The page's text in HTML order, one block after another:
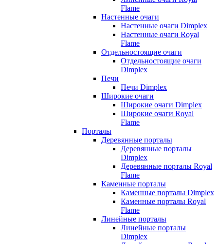
Flame
Настенные очаги
Настенные очаги Dimplex
Настенные очаги Royal
Flame
Отдельностоящие очаги
Отдельностоящие очаги
Dimplex
Печи
Печи Dimplex
Широкие очаги
Широкие очаги Dimplex
Широкие очаги Royal
Flame
Порталы
Деревянные порталы
Деревянные порталы
Dimplex
Деревянные порталы Royal
Flame
Каменные порталы
Каменные порталы Dimplex
Каменные порталы Royal
Flame
Линейные порталы
Линейные порталы
Dimplex